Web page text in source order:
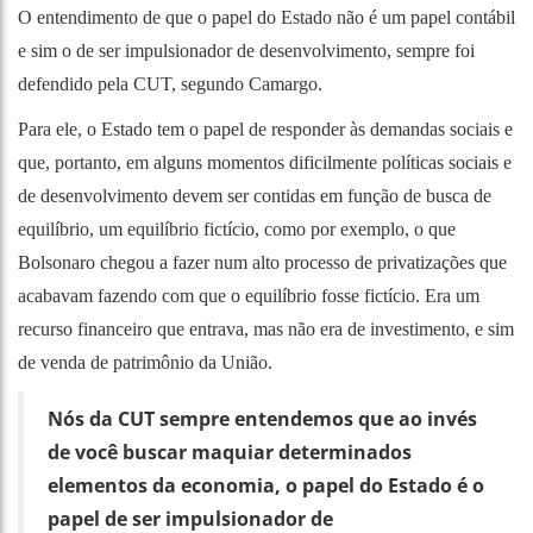
O entendimento de que o papel do Estado não é um papel contábil
e sim o de ser impulsionador de desenvolvimento, sempre foi
defendido pela CUT, segundo Camargo.
Para ele, o Estado tem o papel de responder às demandas sociais e
que, portanto, em alguns momentos dificilmente políticas sociais e
de desenvolvimento devem ser contidas em função de busca de
equilíbrio, um equilíbrio fictício, como por exemplo, o que
Bolsonaro chegou a fazer num alto processo de privatizações que
acabavam fazendo com que o equilíbrio fosse fictício. Era um
recurso financeiro que entrava, mas não era de investimento, e sim
de venda de patrimônio da União.
Nós da CUT sempre entendemos que ao invés
de você buscar maquiar determinados
elementos da economia, o papel do Estado é o
papel de ser impulsionador de